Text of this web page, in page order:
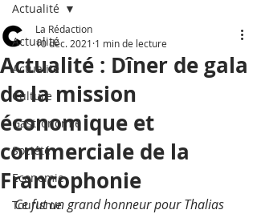
Actualité
Actualité
Culture
Gastronomie
Société
Economie
Tourisme
Actualité
Actualité : Dîner de gala
de la mission
économique et
commerciale de la
Francophonie
La Rédaction
10 déc. 2021 1 min de lecture
Ce fut un grand honneur pour Thalias